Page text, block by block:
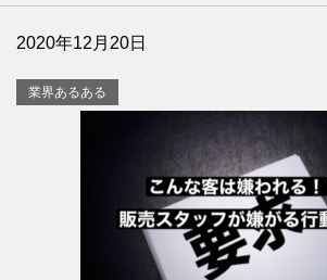
2020年12月20日
業界あるある